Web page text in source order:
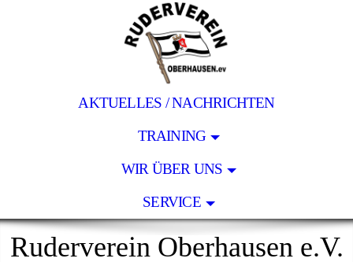
AKTUELLES / NACHRICHTEN
TRAINING
WIR ÜBER UNS
SERVICE
Ruderverein Oberhausen e.V.